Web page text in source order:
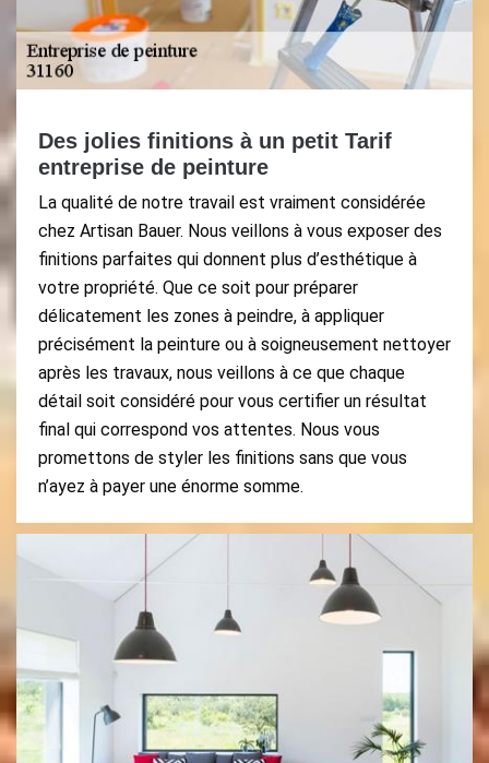
Des jolies finitions à un petit Tarif
entreprise de peinture
La qualité de notre travail est vraiment considérée
chez Artisan Bauer. Nous veillons à vous exposer des
finitions parfaites qui donnent plus d’esthétique à
votre propriété. Que ce soit pour préparer
délicatement les zones à peindre, à appliquer
précisément la peinture ou à soigneusement nettoyer
après les travaux, nous veillons à ce que chaque
détail soit considéré pour vous certifier un résultat
final qui correspond vos attentes. Nous vous
promettons de styler les finitions sans que vous
n’ayez à payer une énorme somme.